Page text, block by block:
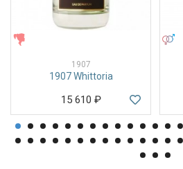
1907
1907 Whittoria
15 610 ₽